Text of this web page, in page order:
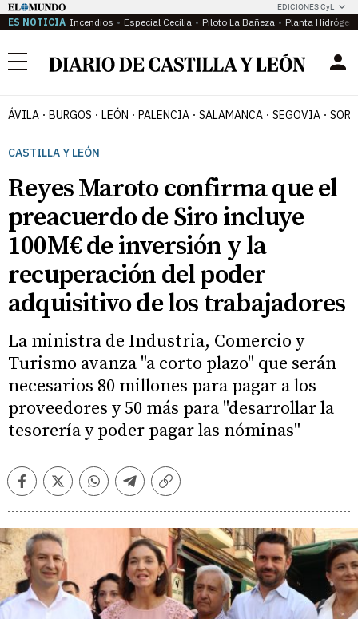
EDICIONES CyL
ES NOTICIA Incendios Especial Cecilia Piloto La Bañeza Planta
Menú
ÁVILA BURGOS LEÓN PALENCIA SALAMANCA SEGOVIA
CASTILLA Y LEÓN
Reyes Maroto confirma que el
preacuerdo de Siro incluye
100M€ de inversión y la
recuperación del poder
adquisitivo de los trabajadores
La ministra de Industria, Comercio y
Turismo avanza "a corto plazo" que serán
necesarios 80 millones para pagar a los
proveedores y 50 más para "desarrollar la
tesorería y poder pagar las nóminas"
FacebookTwitterWhatsappTelegramCopiar